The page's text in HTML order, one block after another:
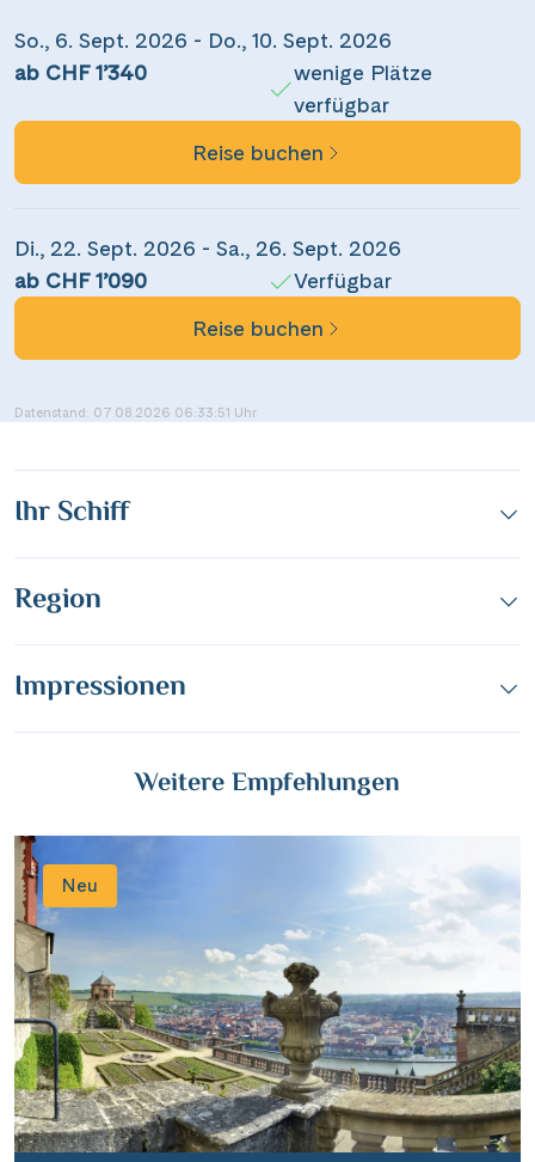
Facebook
WhatsApp
Link kopieren
So., 6. Sept. 2026 - Do., 10. Sept. 2026
ab CHF 1’340
wenige Plätze
verfügbar
Reise buchen
Di., 22. Sept. 2026 - Sa., 26. Sept. 2026
ab CHF 1’090
Verfügbar
Reise buchen
Datenstand: 07.08.2026 06:33:51 Uhr
Ihr Schiff
Region
Impressionen
Weitere Empfehlungen
Neu